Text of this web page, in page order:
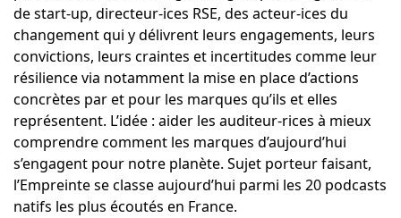
destart-up, directeur-ices RSE, des acteur-ices du
changement qui y délivrent leurs engagements, leurs
convictions, leurs craintes et incertitudes comme leur
résilience via notamment la mise en place d’actions
concrètes par et pour les marques qu’ils et elles
représentent. L’idée : aider les auditeur-rices à mieux
comprendre comment les marques d’aujourd’hui
s’engagent pour notre planète. Sujet porteur faisant,
l’Empreinte se classe aujourd’hui parmi les 20 podcasts
natifs les plus écoutés en France.